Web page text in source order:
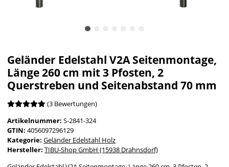
Geländer Edelstahl V2A Seitenmontage,
Länge 260 cm mit 3 Pfosten, 2
Querstreben und Seitenabstand 70 mm
(3 Bewertungen)
Artikelnummer: S-2841-324
GTIN: 4056097296129
Kategorie: Geländer Edelstahl Holz
Hersteller: TIBU-Shop GmbH (15938 Drahnsdorf)